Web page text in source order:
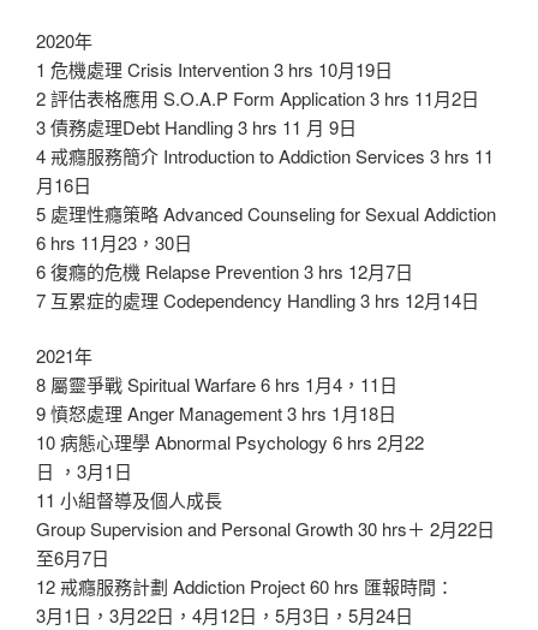
2020年
1 危機處理 Crisis Intervention 3 hrs 10月19日
2 評估表格應用 S.O.A.P Form Application 3 hrs 11月2日
3 債務處理Debt Handling 3 hrs 11 月 9日
4 戒癮服務簡介 Introduction to Addiction Services 3 hrs 11
月16日
5 處理性癮策略 Advanced Counseling for Sexual Addiction
6 hrs 11月23，30日
6 復癮的危機 Relapse Prevention 3 hrs 12月7日
7 互累症的處理 Codependency Handling 3 hrs 12月14日
2021年
8 屬靈爭戰 Spiritual Warfare 6 hrs 1月4，11日
9 憤怒處理 Anger Management 3 hrs 1月18日
10 病態心理學 Abnormal Psychology 6 hrs 2月22
日 ，3月1日
11 小組督導及個人成長
Group Supervision and Personal Growth 30 hrs＋ 2月22日
至6月7日
12 戒癮服務計劃 Addiction Project 60 hrs 匯報時間：
3月1日，3月22日，4月12日，5月3日，5月24日